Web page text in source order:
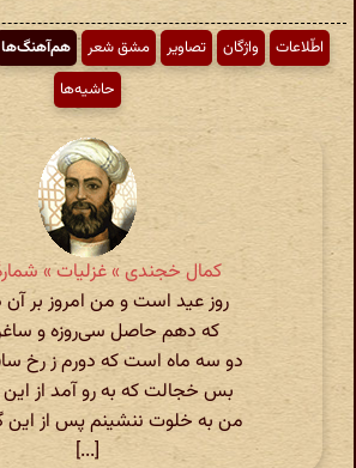
اطّلاعات واژگان تصاویر مشق شعر هم‌آهنگ‌ها
حاشیه‌ها
کمال خجندی » غزلیات » شمارهٔ
روز عید است و من امروز بر آن
که دهم حاصل سی‌روزه و
دو سه ماه است که دورم ز رخ
بس خجالت که به رو آمد از
من به خلوت ننشینم پس از این
[...]